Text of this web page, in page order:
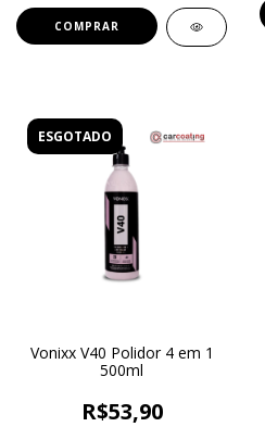
ESGOTADO
Vonixx V40 Polidor 4 em 1
500ml
R$53,90